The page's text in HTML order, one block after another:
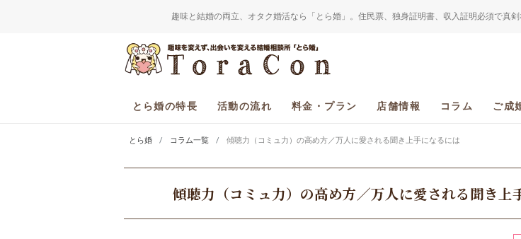
趣味と結婚の両立、オタク婚活なら「とら婚」。住民票、独身証明書、収入証明必須で真剣
とら婚の特長 活動の流れ 料金・プラン 店舗情報 コラム ご成
とら婚 コラム一覧 傾聴力（コミュ力）の高め方／万人に愛される聞き上手になるには
傾聴力（コミュ力）の高め方／万人に愛される聞き上